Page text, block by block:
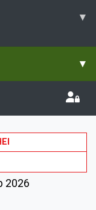
▾
▾
2026